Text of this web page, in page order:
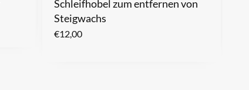
Schleifhobel zum entfernen von
Steigwachs
€12,00